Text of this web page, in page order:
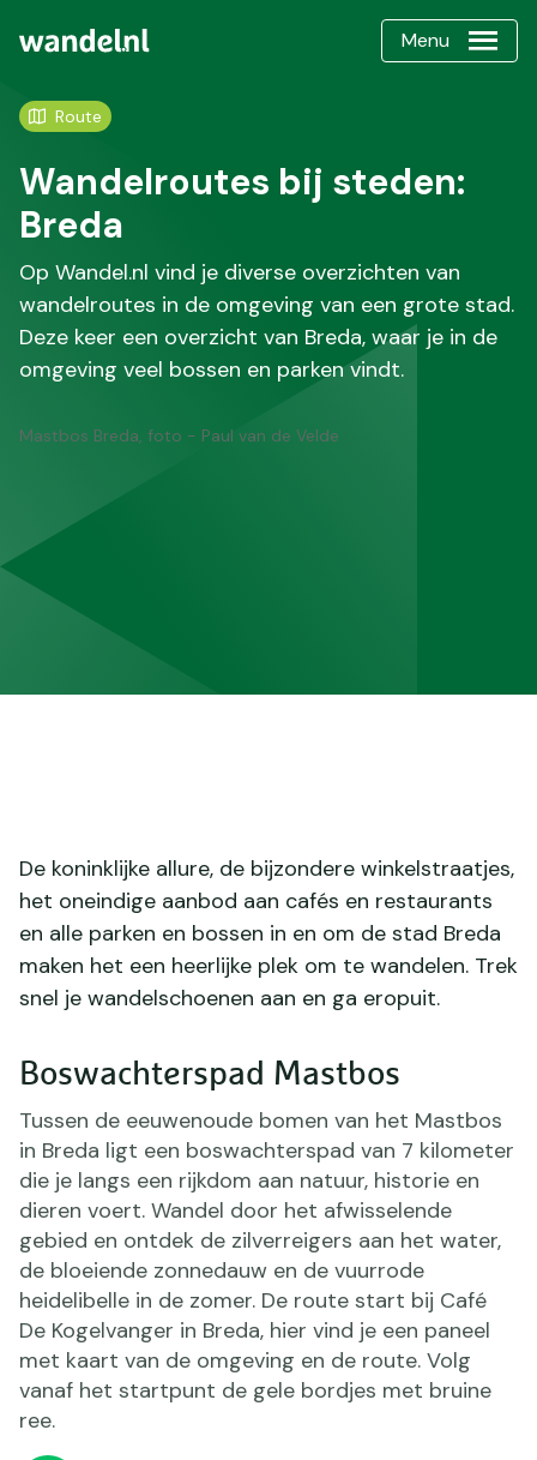
Menu
Route
Wandelroutes bij steden:
Breda
Op Wandel.nl vind je diverse overzichten van
wandelroutes in de omgeving van een grote stad.
Deze keer een overzicht van Breda, waar je in de
omgeving veel bossen en parken vindt.
Mastbos Breda, foto - Paul van de Velde
De koninklijke allure, de bijzondere winkelstraatjes,
het oneindige aanbod aan cafés en restaurants
en alle parken en bossen in en om de stad Breda
maken het een heerlijke plek om te wandelen. Trek
snel je wandelschoenen aan en ga eropuit.
Boswachterspad Mastbos
Tussen de eeuwenoude bomen van het Mastbos
in Breda ligt een boswachterspad van 7 kilometer
die je langs een rijkdom aan natuur, historie en
dieren voert. Wandel door het afwisselende
gebied en ontdek de zilverreigers aan het water,
de bloeiende zonnedauw en de vuurrode
heidelibelle in de zomer. De route start bij Café
De Kogelvanger in Breda, hier vind je een paneel
met kaart van de omgeving en de route. Volg
vanaf het startpunt de gele bordjes met bruine
ree.